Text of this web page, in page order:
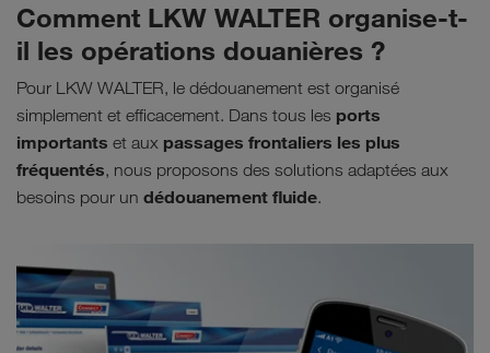
Comment LKW WALTER organise-t-
il les opérations douanières ?
Pour LKW WALTER, le dédouanement est organisé
simplement et efficacement. Dans tous les ports
importants et aux passages frontaliers les plus
fréquentés, nous proposons des solutions adaptées aux
besoins pour un dédouanement fluide.